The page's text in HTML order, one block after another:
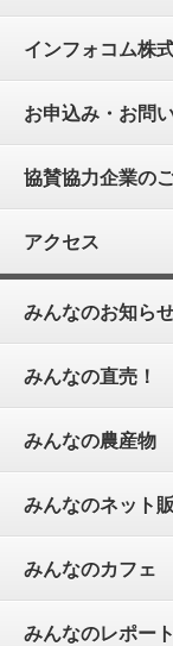
インフォコム株
お申込み・お問
協賛協力企業の
アクセス
みんなのお知ら
みんなの直売！
みんなの農産物
みんなのネット
みんなのカフェ
みんなのレポート